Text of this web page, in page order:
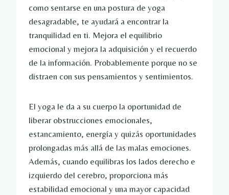
como sentarse en una postura de yoga
desagradable, te ayudará a encontrar la
tranquilidad en ti. Mejora el equilibrio
emocional y mejora la adquisición y el recuerdo
de la información. Probablemente porque no se
distraen con sus pensamientos y sentimientos.
El yoga le da a su cuerpo la oportunidad de
liberar obstrucciones emocionales,
estancamiento, energía y quizás oportunidades
prolongadas más allá de las malas emociones.
Además, cuando equilibras los lados derecho e
izquierdo del cerebro, proporciona más
estabilidad emocional y una mayor capacidad